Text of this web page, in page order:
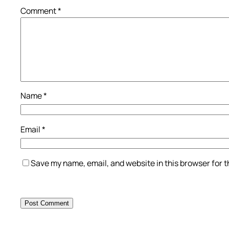
Comment*
Name*
Email*
Save my name, email, and website in this browser for